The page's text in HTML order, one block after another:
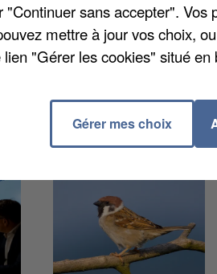
"Continuer sans accepter".
mettre à jour vos choix,
"Gérer les cookies" situé en
Gérer mes choix